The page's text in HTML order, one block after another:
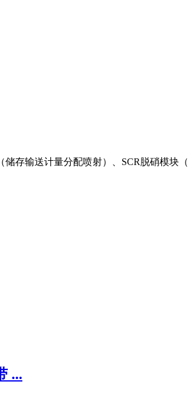
存输送计量分配喷射）、SCR脱硝模块
...